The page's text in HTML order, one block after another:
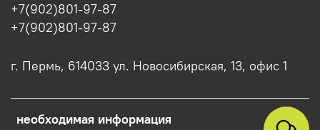
необходимая информация
+7(902)801-97-87
+7(902)801-97-87
г. Пермь, 614033 ул. Новосибирская, 13, офис 1